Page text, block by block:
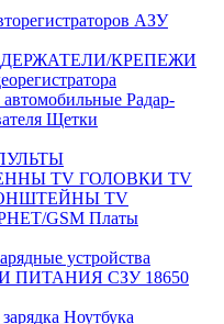
АЗУ
ДЕРЖАТЕЛИ/КРЕПЕЖИ
Радар-
Щетки
TV ГОЛОВКИ TV
TV
GSM Платы
устройства
ПИТАНИЯ СЗУ 18650
Ноутбука